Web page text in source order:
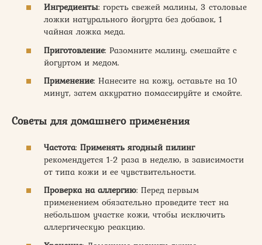
Ингредиенты: горсть свежей малины, 3 столовые
ложки натурального йогурта без добавок, 1
чайная ложка меда.
Приготовление: Разомните малину, смешайте с
йогуртом и медом.
Применение: Нанесите на кожу, оставьте на 10
минут, затем аккуратно помассируйте и смойте.
Советы для домашнего применения
Частота: Применять ягодный пилинг
рекомендуется 1-2 раза в неделю, в зависимости
от типа кожи и ее чувствительности.
Проверка на аллергию: Перед первым
применением обязательно проведите тест на
небольшом участке кожи, чтобы исключить
аллергическую реакцию.